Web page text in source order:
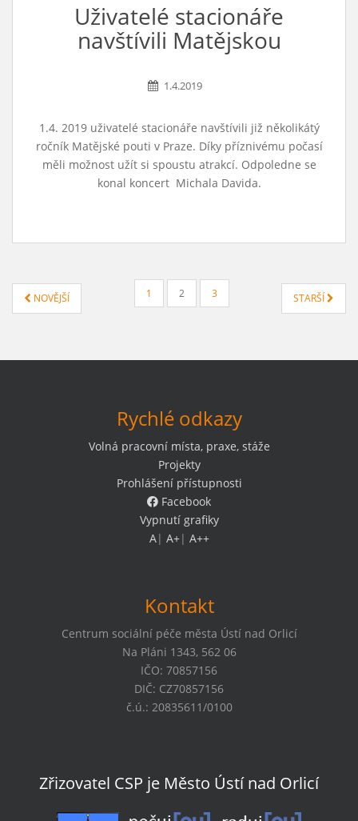
Uživatelé stacionáře
navštívili Matějskou
1.4.2019
1.4. 2019 uživatelé stacionáře navštívili již několikátý
ročník Matějské pouti v Praze. Díky příznivému počasí
měli možnost užít si spoustu atrakcí. Odpoledne se
konal koncert Michala Davida.
STRÁNKOVÁNÍ
PŘÍSPĚVKŮ
NOVĚJŠÍ 1 2 3 STARŠÍ
Rychlé odkazy
Volná pracovní místa, praxe, stáže
Projekty
Prohlášení přístupnosti
Facebook
Vypnutí grafiky
A| A+| A++
Kontakt
Centrum sociální péče města Ústí nad Orlicí
Na Pláni 1343, 562 06
IČO: 70857156
DIČ: CZ70857156
č.ú.: 20835611/0100
Zřizovatel CSP je Město Ústí nad Orlicí